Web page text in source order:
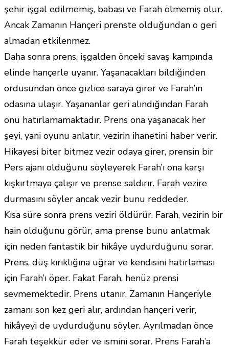
şehir işgal edilmemiş, babası ve Farah ölmemiş olur.
Ancak Zamanın Hançeri prenste olduğundan o geri
almadan etkilenmez.
Daha sonra prens, işgalden önceki savaş kampında
elinde hançerle uyanır. Yaşanacakları bildiğinden
ordusundan önce gizlice saraya girer ve Farah’ın
odasına ulaşır. Yaşananlar geri alındığından Farah
onu hatırlamamaktadır. Prens ona yaşanacak her
şeyi, yani oyunu anlatır, vezirin ihanetini haber verir.
Hikayesi biter bitmez vezir odaya girer, prensin bir
Pers ajanı olduğunu söyleyerek Farah’ı ona karşı
kışkırtmaya çalışır ve prense saldırır. Farah vezire
durmasını söyler ancak vezir bunu reddeder.
Kısa süre sonra prens veziri öldürür. Farah, vezirin bir
hain olduğunu görür, ama prense bunu anlatmak
için neden fantastik bir hikâye uydurduğunu sorar.
Prens, düş kırıklığına uğrar ve kendisini hatırlaması
için Farah’ı öper. Fakat Farah, henüz prensi
sevmemektedir. Prens utanır, Zamanın Hançeriyle
zamanı son kez geri alır, ardından hançeri verir,
hikâyeyi de uydurduğunu söyler. Ayrılmadan önce
Farah teşekkür eder ve ismini sorar. Prens Farah’a